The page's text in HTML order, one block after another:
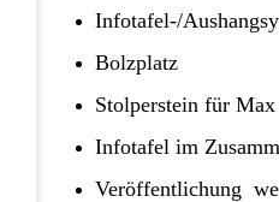
Infotafel-/
Bolzplatz
Stolperstein für Max
Infotafel im
Veröffentlichung